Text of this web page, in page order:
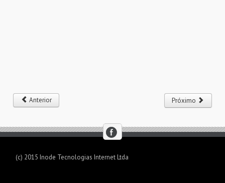
Anterior Próximo
(c) 2015 Inode Tecnologias Internet Ltda